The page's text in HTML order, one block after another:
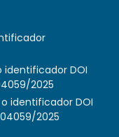
identificador DOI
2025
identificador DOI
2025